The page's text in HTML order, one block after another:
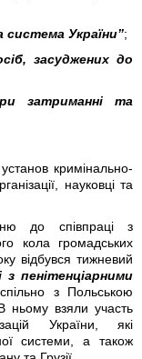
система України”;
засуджених до
затриманні та
кримінально-
науковці та
до співпраці з
кола громадських
відбувся тижневий
пенітенціарними
з Польською
ньому взяли участь
України, які
системи, а також